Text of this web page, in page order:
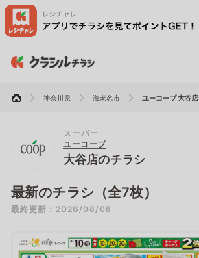
神奈川県 海老名市 ユーコープ 大谷店
スーパー
ユーコープ
大谷店のチラシ
最新のチラシ（全7枚）
最終更新：2026/08/08